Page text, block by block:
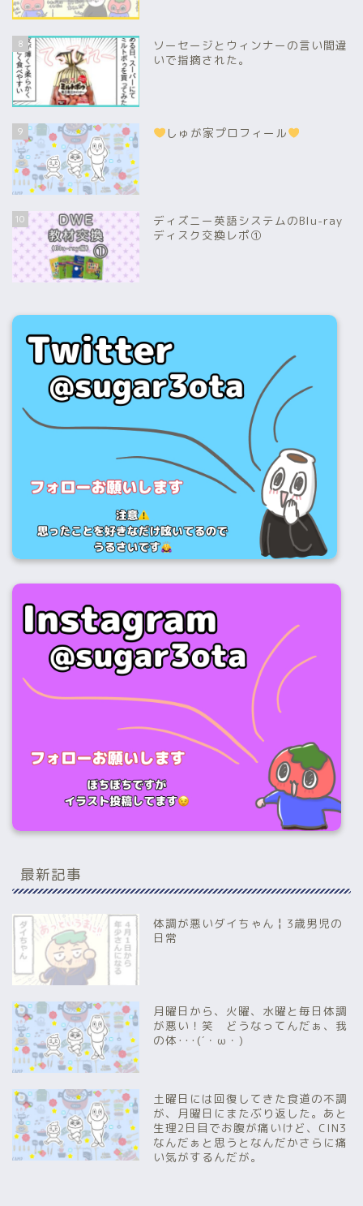
8
ソーセージとウィンナーの言い間違
いで指摘された。
9 しゅが家プロフィール
10
ディズニー英語システムのBlu-ray
ディスク交換レポ①
最新記事
体調が悪いダイちゃん╏3歳男児の
日常
月曜日から、火曜、水曜と毎日体調
が悪い！笑 どうなってんだぁ、我
の体･･･(´・ω・)
土曜日には回復してきた食道の不調
が、月曜日にまたぶり返した。あと
生理2日目でお腹が痛いけど、CIN3
なんだぁと思うとなんだかさらに痛
い気がするんだが。